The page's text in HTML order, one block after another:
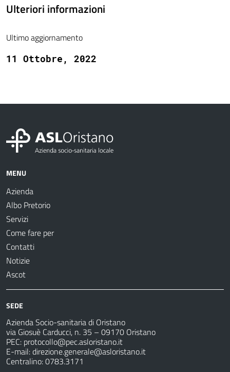
Ulteriori informazioni
Ultimo aggiornamento
11 Ottobre, 2022
MENU
Azienda
Albo Pretorio
Servizi
Come fare per
Contatti
Notizie
Ascot
SEDE
Azienda Socio-sanitaria di Oristano
via Giosuè Carducci, n. 35 – 09170 Oristano
PEC: protocollo@pec.asloristano.it
E-mail:direzione.generale@asloristano.it
Centralino: 0783.3171